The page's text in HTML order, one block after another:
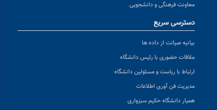
معاونت فرهنگی و دانشجویی
دسترسی سریع
بیانیه صیانت از داده ها
ملاقات حضوری با رئیس دانشگاه
ارتباط با ریاست و مسئولین دانشگاه
مدیریت فن آوری اطلاعات
همیار دانشگاه حکیم سبزواری